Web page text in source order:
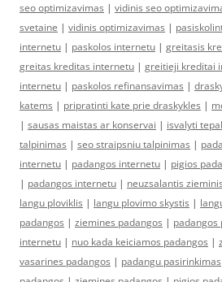
seo optimizavimas | vidinis seo
svetaine | vidinis optimizavimas |
internetu | paskolos internetu | greitasis
greitas kreditas internetu | greitieji kreditai
internetu | paskolos refinansavimas |
katems | pripratinti kate prie draskykles |
| sausas maistas ar konservai | isvalyti
talpinimas | seo straipsniu talpinimas |
internetu | padangos internetu | pigios
| padangos internetu | neuzsalantis
langu ploviklis | langu plovimo skystis |
padangos | ziemines padangos | padangos
internetu | nuo kada keiciamos padangos |
vasarines padangos | padangu pasirinkimas